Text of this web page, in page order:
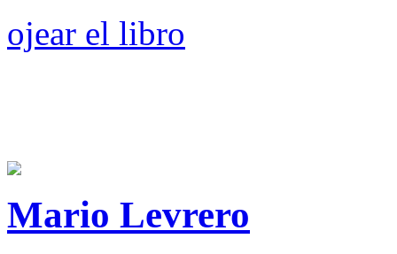
ojear el libro
Mario Levrero